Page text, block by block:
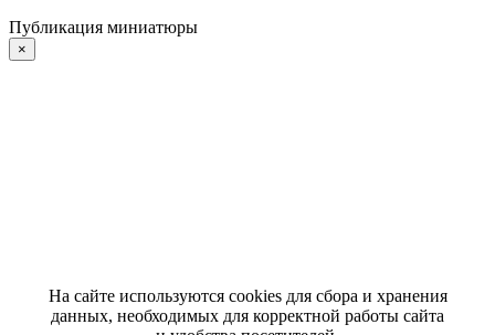
Публикация миниатюры
×
На сайте используются cookies для сбора и хранения
данных, необходимых для корректной работы сайта